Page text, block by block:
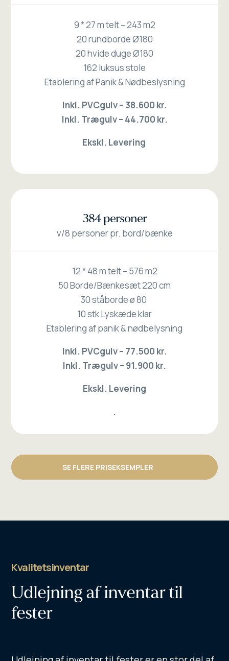
9 * 27 m telt – 243 m2
20 rundborde Ø180
20 hvide duge Ø180
162 luksus stole
Etablering af Panik & Nødbeslysning
Inkl. PVCgulv – 38.600 kr.
Inkl. Trægulv – 44.700 kr.
Ekskl. Levering
384 personer
v/8 personer pr. bord/bænke
12 * 48 m telt – 576 m2
50 Borde/Bænkesæt 220 cm
30 ståborde ø 80
10 stk Lyskæde klar
Etablering af panik & nødbelysning
Inkl. PVCgulv – 77.500 kr.
Inkl. Trægulv – 91.900 kr.
Ekskl. Levering
.
SE FLERE PRISEKSEMPLER
Kvalitetsinventar
Udlejning af inventar til
fester